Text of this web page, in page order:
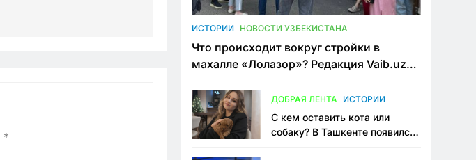
*
ИСТОРИИ НОВОСТИ УЗБЕКИСТАНА
Что происходит вокруг стройки в
махалле «Лолазор»? Редакция Vaib.uz
конфликта
ДОБРАЯ ЛЕНТА ИСТОРИИ
С кем оставить кота или
собаку? В Ташкенте появился